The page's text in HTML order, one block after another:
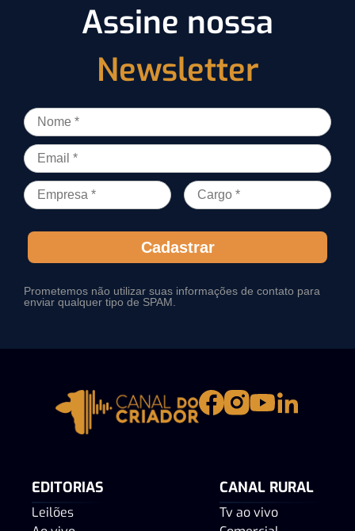
Assine nossa
Newsletter
Cadastrar
Prometemos não utilizar suas informações de contato para
enviar qualquer tipo de SPAM.
EDITORIAS
Leilões
CANAL RURAL
Tv ao vivo